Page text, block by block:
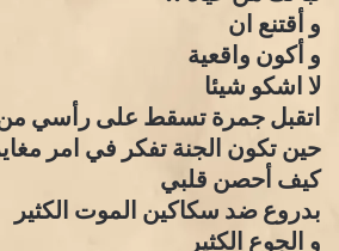
و أقتنع ان
و أكون واقعية
لا اشكو شيئا
اتقبل جمرة تسقط على رأسي
حين تكون الجنة تفكر في امر
كيف أحصن قلبي
بدروع ضد سكاكين الموت الكثير
و الجوع الكثير